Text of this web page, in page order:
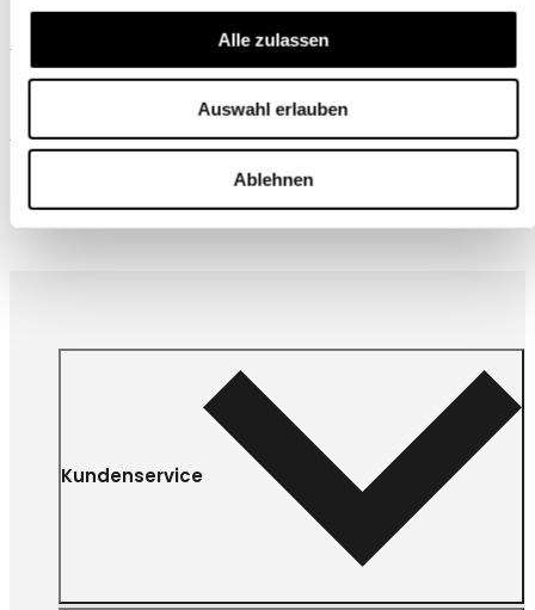
Alle zulassen
Auswahl erlauben
Ablehnen
Ähnliche Produkte
Wird oft zusammen gekauft
Kundenservice